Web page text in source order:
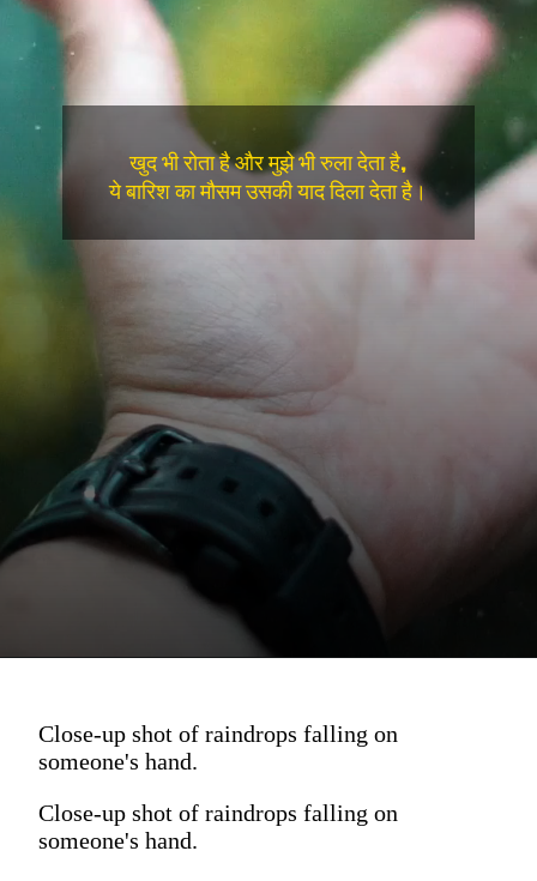
खुद भी रोता है और मुझे भी रुला देता है,
ये बारिश का मौसम उसकी याद दिला देता है।
Close-up shot of raindrops falling on
someone's hand.
Close-up shot of raindrops falling on
someone's hand.